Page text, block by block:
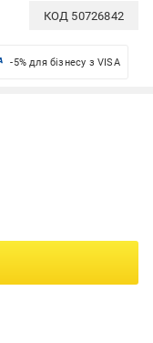
КОД 50726842
-5% для бізнесу з VISA